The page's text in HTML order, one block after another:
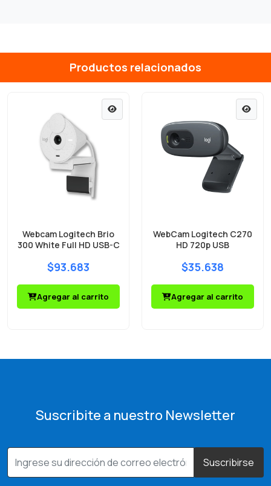
Productos relacionados
Webcam Logitech Brio
300 White Full HD USB-C
$93.683
Agregar al carrito
WebCam Logitech C270
HD 720p USB
$35.638
Agregar al carrito
Suscribite a nuestro Newsletter
Suscribirse